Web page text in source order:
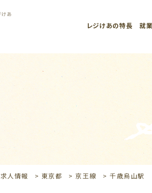
レジけあの特長 就
求人情報 > 東京都 > 京王線 >千歳烏山駅